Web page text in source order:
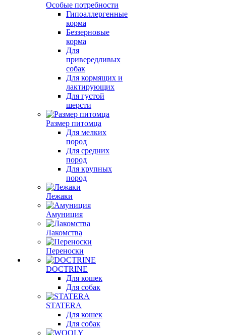
Особые потребности
Гипоаллергенные
корма
Беззерновые
корма
Для
привередливых
собак
Для кормящих и
лактирующих
Для густой
шерсти
Размер питомца
Для мелких
пород
Для средних
пород
Для крупных
пород
Лежаки
Амуниция
Лакомства
Переноски
DOCTRINE
Для кошек
Для собак
STATERA
Для кошек
Для собак